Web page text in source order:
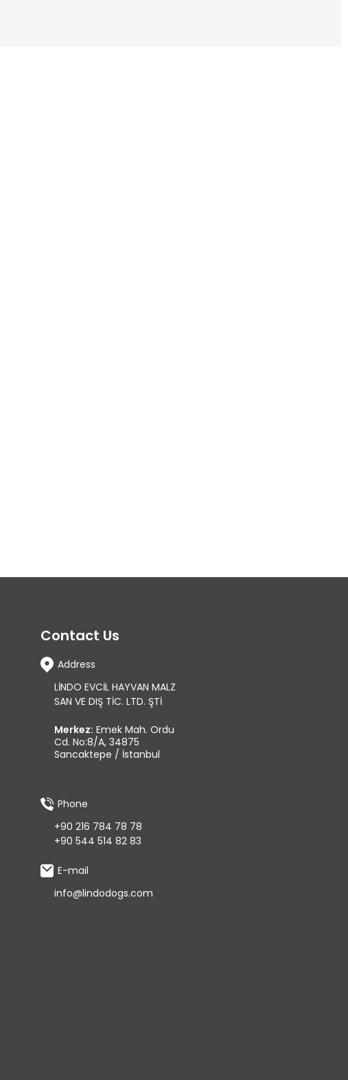
Contact Us
Address
LİNDO EVCİL HAYVAN MALZ
SAN VE DIŞ TİC. LTD. ŞTİ
Merkez: Emek Mah. Ordu
Cd. No:8/A, 34875
Sancaktepe / İstanbul
Phone
+90 216 784 78 78
+90 544 514 82 83
E-mail
info@lindodogs.com